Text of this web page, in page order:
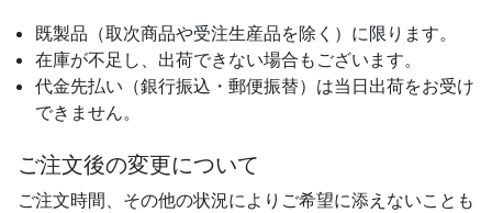
既製品（取次商品や受注生産品を除く）に限ります。
在庫が不足し、出荷できない場合もございます。
代金先払い（銀行振込・郵便振替）は当日出荷をお受け
できません。
ご注文後の変更について
ご注文時間、その他の状況によりご希望に添えないことも